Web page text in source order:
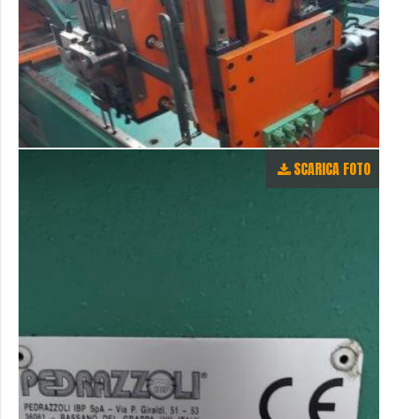
SCARICA FOTO